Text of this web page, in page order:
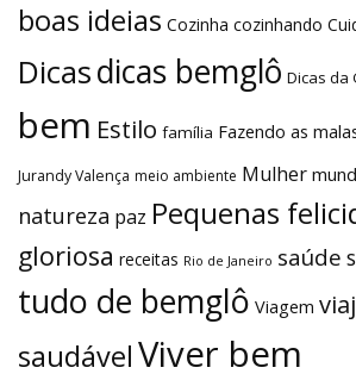
boas ideias Cozinha cozinhando
Dicasdicas bemglô Dicas da
bem Estilo família Fazendo as
Jurandy Valença meio ambiente Mulher
natureza paz Pequenas
gloriosa receitas Rio de Janeiro saúde
tudo de bemglô Viagem
saudávelViver bem